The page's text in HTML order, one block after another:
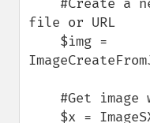
file or URL